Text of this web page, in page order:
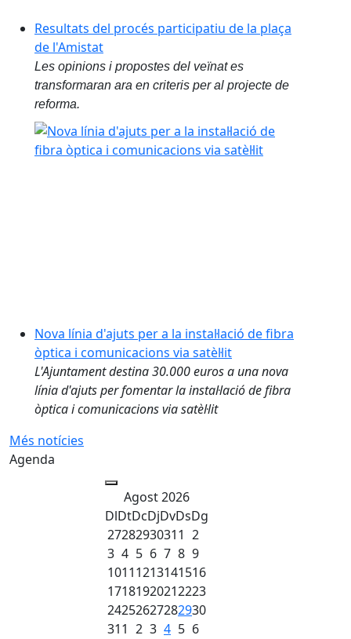
Resultats del procés participatiu de la plaça
de l'Amistat
Les opinions i propostes del veïnat es
transformaran ara en criteris per al projecte de
reforma.
Nova línia d'ajuts per a la instal·lació de fibra
òptica i comunicacions via satèl·lit
L'Ajuntament destina 30.000 euros a una nova
línia d'ajuts per fomentar la instal·lació de fibra
òptica i comunicacions via satèl·lit
Més notícies
Agenda
Agost 2026
DlDtDcDjDvDsDg
27282930311 2
3 4 5 6 7 8 9
10111213141516
17181920212223
24252627282930
311 2 3 4 5 6